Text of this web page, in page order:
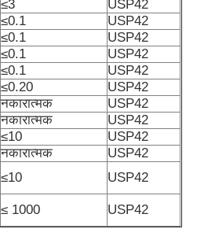
≤3
USP42
≤0.1
USP42
≤0.1
USP42
≤0.1
USP42
≤0.1
USP42
≤0.20
USP42
नकारात्मक
USP42
नकारात्मक
USP42
≤10
USP42
नकारात्मक
USP42
≤10
USP42
≤ 1000 USP42